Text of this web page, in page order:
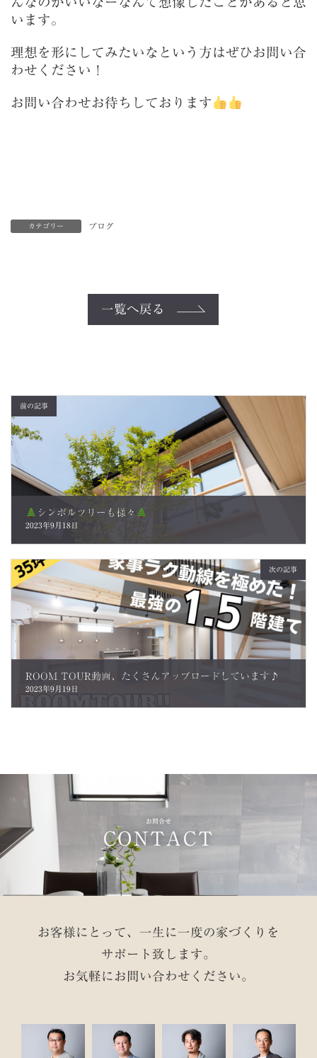
います。
理想を形にしてみたいなという方はぜひお問い合
わせください！
お問い合わせお待ちしております
カテゴリー ブログ
一覧へ戻る
前の記事
シンボルツリーも様々
2023年9月18日
次の記事
ROOM TOUR動画、たくさんアップロードしています♪
2023年9月19日
お問合せ
CONTACT
お客様にとって、一生に一度の家づくりを
サポート致します。
お気軽にお問い合わせください。